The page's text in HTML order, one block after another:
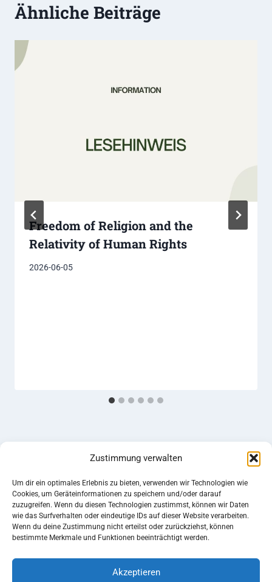
Zustimmung verwalten
Um dir ein optimales Erlebnis zu bieten, verwenden wir Technologien wie
Cookies, um Geräteinformationen zu speichern und/oder darauf
zuzugreifen. Wenn du diesen Technologien zustimmst, können wir Daten
wie das Surfverhalten oder eindeutige IDs auf dieser Website verarbeiten.
Wenn du deine Zustimmung nicht erteilst oder zurückziehst, können
bestimmte Merkmale und Funktionen beeinträchtigt werden.
Akzeptieren
Ähnliche Beiträge
Freedom of Religion and the
Relativity of Human Rights
2026-06-05
Impressum
Datenschutz
Cookie-Richtlinie (EU)